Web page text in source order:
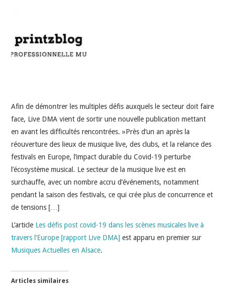
DOKO
Afin de démontrer les multiples défis auxquels le secteur doit faire
face, Live DMA vient de sortir une nouvelle publication mettant
en avant les difficultés rencontrées. »Près d’un an après la
réouverture des lieux de musique live, des clubs, et la relance des
festivals en Europe, l’impact durable du Covid-19 perturbe
l’écosystème musical. Le secteur de la musique live est en
surchauffe, avec un nombre accru d’événements, notamment
pendant la saison des festivals, ce qui crée plus de concurrence et
de tensions […]
L’article Les défis post covid-19 dans les scènes musicales live à
travers l’Europe [rapport Live DMA] est apparu en premier sur
Musiques Actuelles en Alsace.
Articles similaires